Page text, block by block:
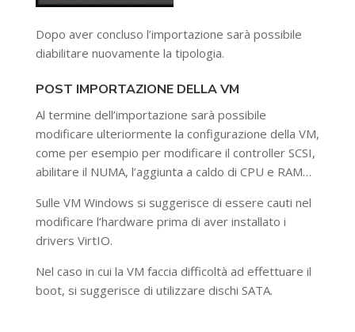
Dopo aver concluso l’importazione sarà possibile
diabilitare nuovamente la tipologia.
POST IMPORTAZIONE DELLA VM
Al termine dell’importazione sarà possibile
modificare ulteriormente la configurazione della VM,
come per esempio per modificare il controller SCSI,
abilitare il NUMA, l’aggiunta a caldo di CPU e RAM…
Sulle VM Windows si suggerisce di essere cauti nel
modificare l’hardware prima di aver installato i
drivers VirtIO.
Nel caso in cui la VM faccia difficoltà ad effettuare il
boot, si suggerisce di utilizzare dischi SATA.